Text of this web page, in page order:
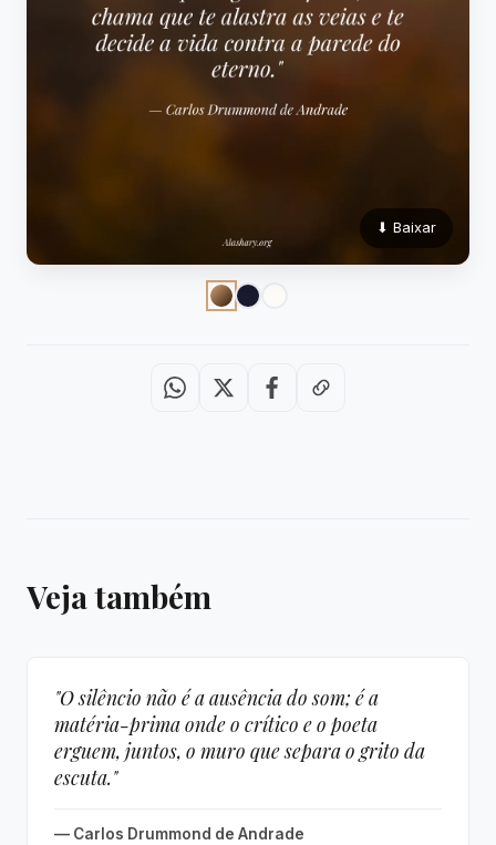
⬇ Baixar
Veja também
"O silêncio não é a ausência do som; é a
matéria-prima onde o crítico e o poeta
erguem, juntos, o muro que separa o grito da
escuta."
— Carlos Drummond de Andrade